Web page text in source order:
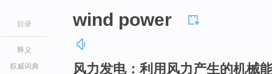
目录
释义
权威词典
wind power
风力发电：利用风力产生的机械